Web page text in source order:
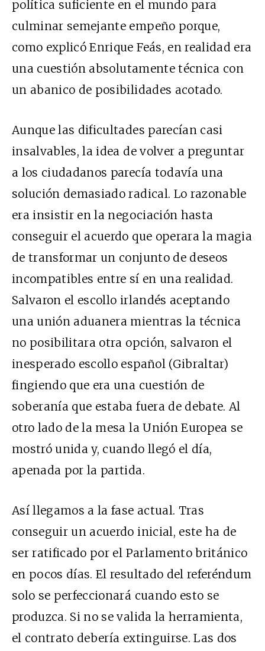
política suficiente en el mundo para
culminar semejante empeño porque,
como explicó Enrique Feás, en realidad era
una cuestión absolutamente técnica con
un abanico de posibilidades acotado.
Aunque las dificultades parecían casi
insalvables, la idea de volver a preguntar
a los ciudadanos parecía todavía una
solución demasiado radical. Lo razonable
era insistir en la negociación hasta
conseguir el acuerdo que operara la magia
de transformar un conjunto de deseos
incompatibles entre sí en una realidad.
Salvaron el escollo irlandés aceptando
una unión aduanera mientras la técnica
no posibilitara otra opción, salvaron el
inesperado escollo español (Gibraltar)
fingiendo que era una cuestión de
soberanía que estaba fuera de debate. Al
otro lado de la mesa la Unión Europea se
mostró unida y, cuando llegó el día,
apenada por la partida.
Así llegamos a la fase actual. Tras
conseguir un acuerdo inicial, este ha de
ser ratificado por el Parlamento británico
en pocos días. El resultado del referéndum
solo se perfeccionará cuando esto se
produzca. Si no se valida la herramienta,
el contrato debería extinguirse.Las dos